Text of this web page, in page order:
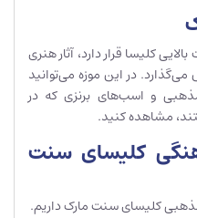
کلیسا قرار دارد، آثار هنری
می‌گذارد. در این موزه می‌توانید
و اسب‌های برنزی که در
مشاهده کنید.
کلیسای سنت
کلیسای سنت مارک داریم.